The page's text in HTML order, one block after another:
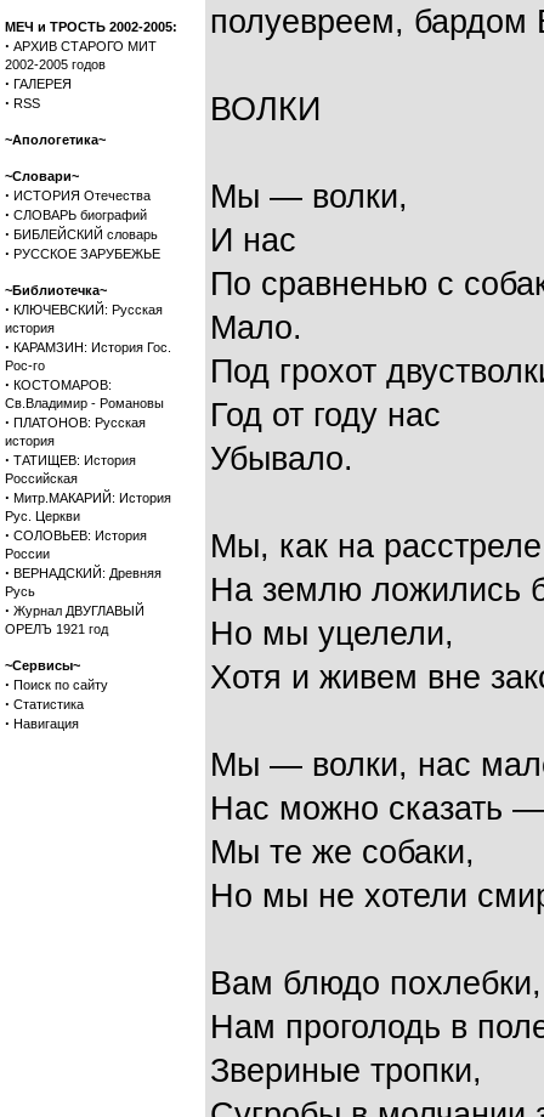
МЕЧ и ТРОСТЬ 2002-2005:
· АРХИВ СТАРОГО МИТ
2002-2005 годов
· ГАЛЕРЕЯ
· RSS
~Апологетика~
~Словари~
· ИСТОРИЯ Отечества
· СЛОВАРЬ биографий
· БИБЛЕЙСКИЙ словарь
· РУССКОЕ ЗАРУБЕЖЬЕ
~Библиотечка~
· КЛЮЧЕВСКИЙ: Русская
история
· КАРАМЗИН: История Гос.
Рос-го
· КОСТОМАРОВ:
Св.Владимир - Романовы
· ПЛАТОНОВ: Русская
история
· ТАТИЩЕВ: История
Российская
· Митр.МАКАРИЙ: История
Рус. Церкви
· СОЛОВЬЕВ: История
России
· ВЕРНАДСКИЙ: Древняя
Русь
· Журнал ДВУГЛАВЫЙ
ОРЕЛЪ 1921 год
~Сервисы~
· Поиск по сайту
· Статистика
· Навигация
полуевреем,
ВОЛКИ
Мы — волки,
И нас
По сравненью с
Мало.
Под грохот
Год от году нас
Убывало.
Мы, как на
На землю ложились
Но мы уцелели,
Хотя и живем вне
Мы — волки, нас
Нас можно сказать
Мы те же собаки,
Но мы не хотели
Вам блюдо похлебки,
Нам проголодь в
Звериные тропки,